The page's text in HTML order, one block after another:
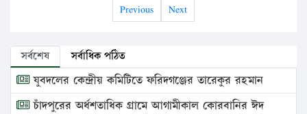
Previous Next
সর্বশেষ সর্বাধিক পঠিত
যুবদলের কেন্দ্রীয় কমিটিতে ফরিদগঞ্জের তারেকুর রহমান
চাঁদপুরের অর্ধশতাধিক গ্রামে আগামীকাল কোরবানির ঈদ